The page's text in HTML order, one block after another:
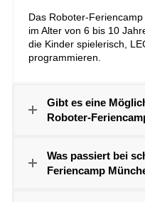
Das Roboter-
im Alter von 6 bis 10
die Kinder spielerisch,
programmieren.
Gibt es eine
Roboter-
Was passiert bei
Feriencamp